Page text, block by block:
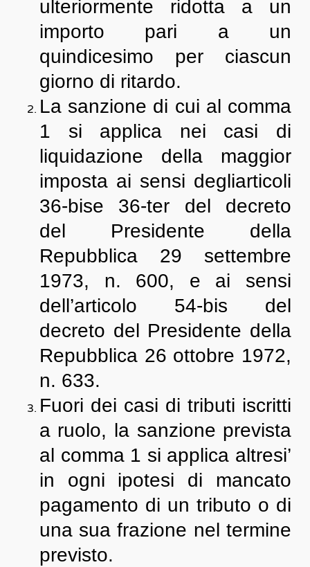
ulteriormente ridotta a un
importo pari a un
quindicesimo per ciascun
giorno di ritardo.
La sanzione di cui al comma
1 si applica nei casi di
liquidazione della maggior
imposta ai sensi degliarticoli
36-bise 36-ter del decreto
del Presidente della
Repubblica 29 settembre
1973, n. 600, e ai sensi
dell’articolo 54-bis del
decreto del Presidente della
Repubblica 26 ottobre 1972,
n. 633.
Fuori dei casi di tributi iscritti
a ruolo, la sanzione prevista
al comma 1 si applica altresi’
in ogni ipotesi di mancato
pagamento di un tributo o di
una sua frazione nel termine
previsto.